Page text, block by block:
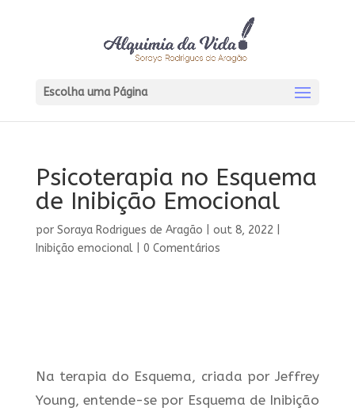
Escolha uma Página
Psicoterapia no Esquema
de Inibição Emocional
por Soraya Rodrigues de Aragão out 8, 2022
Inibição emocional| 0 Comentários
Na terapia do Esquema, criada por Jeffrey
Young, entende-se por Esquema de Inibição